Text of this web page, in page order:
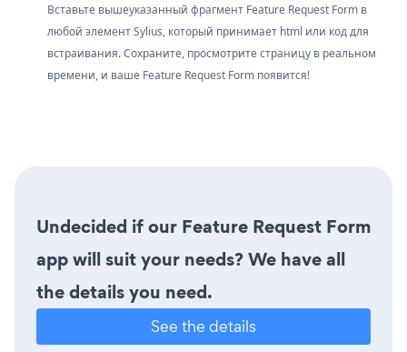
Вставьте вышеуказанный фрагмент Feature Request Form в
любой элемент Sylius, который принимает html или код для
встраивания. Сохраните, просмотрите страницу в реальном
времени, и ваше Feature Request Form появится!
Undecided if our Feature Request Form
app will suit your needs? We have all
the details you need.
See the details